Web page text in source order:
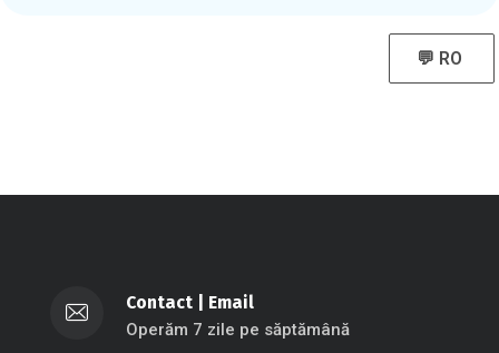
💬 RO
Contact Email
Operăm 7 zile pe săptămână